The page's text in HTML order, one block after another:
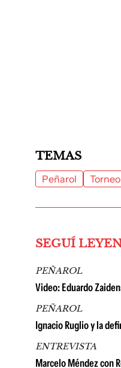
TEMAS
Peñarol
SEGUÍ
PEÑAROL
Video: Eduardo
PEÑAROL
Ignacio Ruglio y la
ENTREVISTA
Marcelo Méndez con